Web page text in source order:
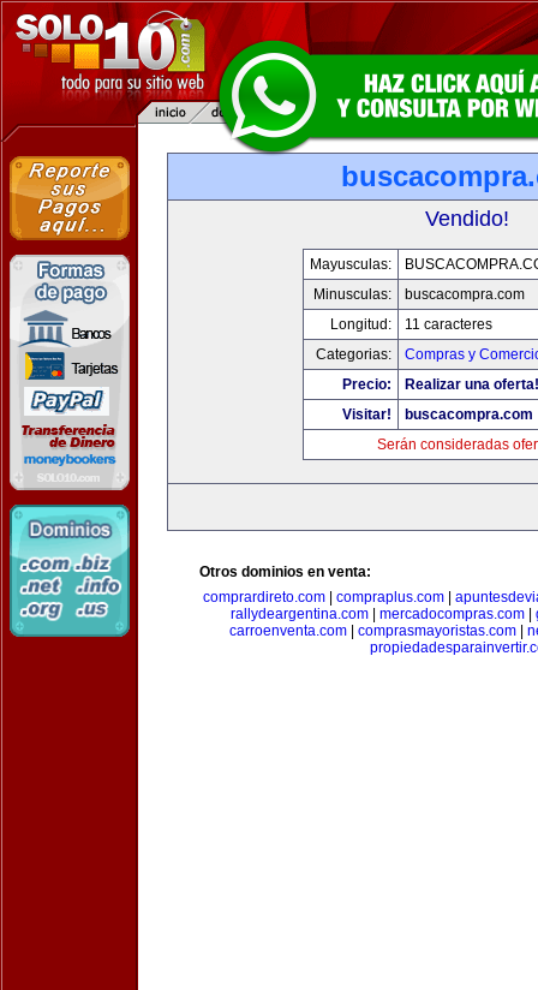
Vendido!
Mayusculas:
Minusculas:
buscacompra.com
Longitud:
11 caracteres
Categorias:
Compras y
Precio:
Realizar una oferta!
Visitar!
buscacompra.com
Serán consideradas
Otros dominios en venta:
comprardireto.com
compraplus.com
rallydeargentina.com
mercadocompras.com
carroenventa.com| comprasmayoristas.com|